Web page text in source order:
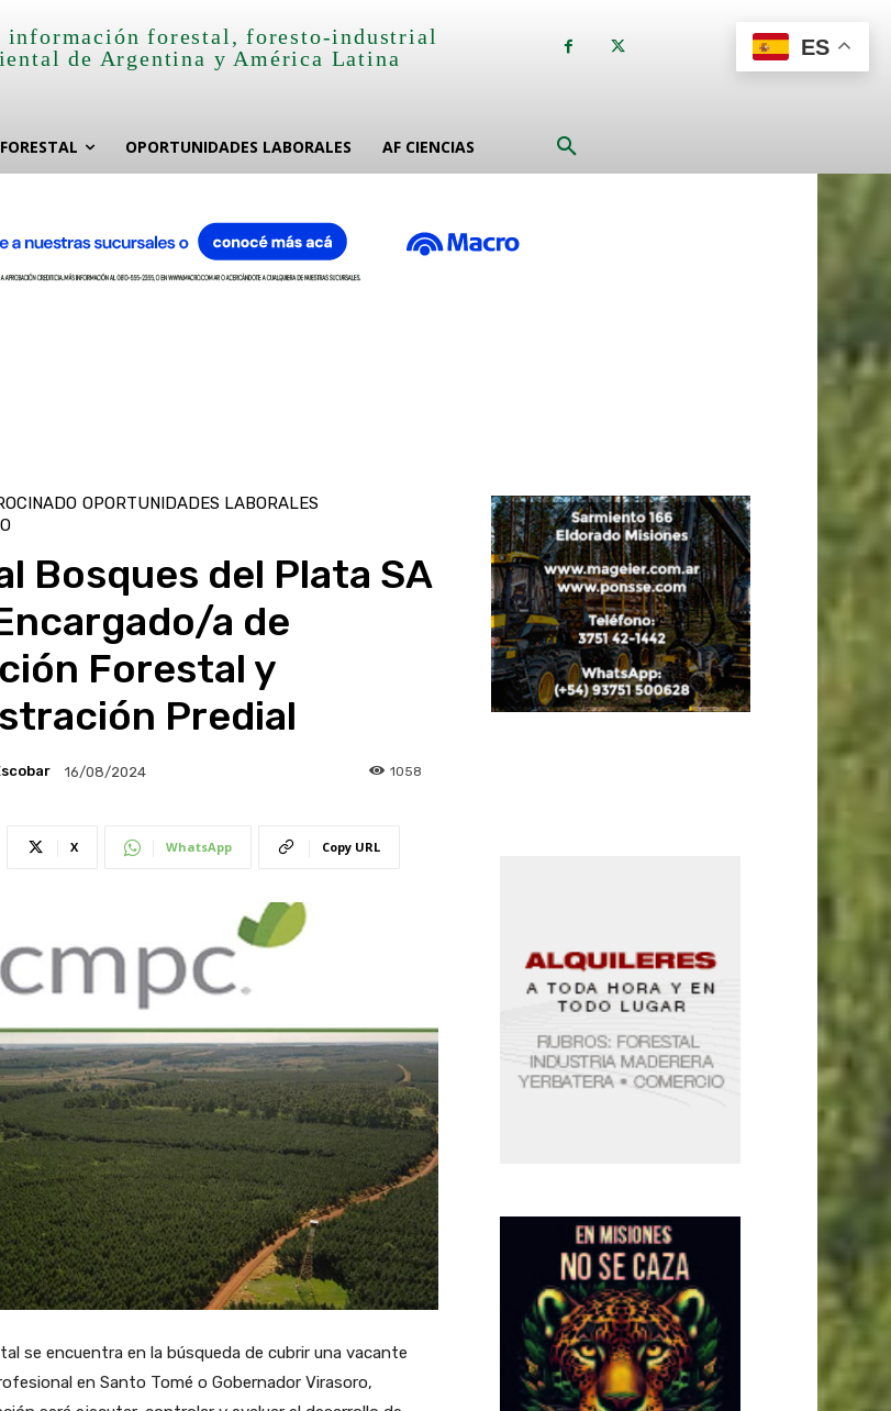
información forestal, foresto-industrial
de Argentina y América Latina
OPORTUNIDADES LABORALES AF CIENCIAS
OPORTUNIDADES LABORALES
Bosques del Plata SA
a de
Forestal y
Predial
16/08/2024 1058
X WhatsApp Copy URL
se encuentra en la búsqueda de cubrir una vacante
en Santo Tomé o Gobernador Virasoro,
ES